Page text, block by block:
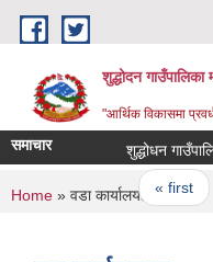
Skip to main content
शुद्धोदन
"आर्थिक विकासमा
समाचार शुद्धोधन
Pages
« first
You are here
Home » वडा कार्यालयहरु